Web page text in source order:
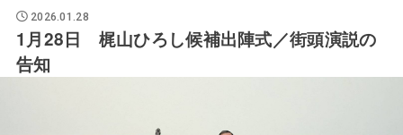
2026.01.28
1月28日 梶山ひろし候補出陣式／街頭演説の
告知